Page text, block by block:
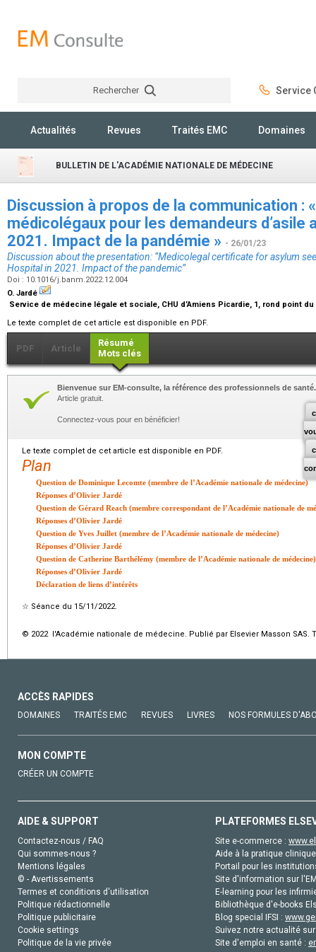
Rechercher Service
Actualités Revues Traités EMC Domaines
BULLETIN DE L'ACADÉMIE NATIONALE DE MÉDECINE
Discussion à propos de la communication :
médicolégaux pour les demandeurs d’asile
2021. Impact de la pandémie » - 26/01/23
Discussion about the presentation: “Medicolegal certificate for asylum
Hospital in 2021. Impact of the pandemic”
Doi : 10.1016/j.banm.2022.12.004
O. Jardé
Service de médecine légale et sociale, CHU d’Amiens Picardie, 1, rond point
Le texte complet de cet article est disponible en PDF.
PDF Article
Résumé
Mots clés
Bienvenue sur EM-consulte, la référence des professionnels de santé.
Article gratuit.
Connectez-vous pour en bénéficier!
Le texte complet de cet article est disponible en PDF.
Plan
Question de Dominique Lecomte (membre de l’Académie nationale de médecine)
Réponses d’Olivier Jardé
Question de Gérard Reach (membre correspondant de l’Académie nationale de
Réponses d’Olivier Jardé
Question de Yves Juillet (membre de l’Académie nationale de médecine)
Réponses d’Olivier Jardé
Question de Catherine Barthélémy (membre de l’Académie nationale de médecine)
Réponses d’Olivier Jardé
Déclaration de liens d’intérêts
☆ Séance du 15/11/2022.
© 2022 l'Académie nationale de médecine. Publié par Elsevier Masson SAS.
ACCÈS RAPIDES
DOMAINES TRAITÉS EMC REVUES LIVRES NOS FORMULES
MON COMPTE
CRÉER UN COMPTE
AIDE & SUPPORT
Contactez-nous / FAQ
Qui sommes-nous ?
Mentions légales
© - Avertissements
Termes et conditions d'utilisation
Politique rédactionnelle
Politique publicitaire
Cookie settings
Politique de la vie privée
PLATEFORMES
Site e-commerce :
Aide à la pratique
Portail pour les
Site d'information sur
E-learning pour les
Bibliothèque d'e-books
Blog special IFSI :
Suivez notre actualité
Site d'emploi en santé :